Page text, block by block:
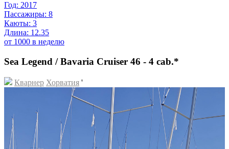
Год: 2017
Пассажиры: 8
Каюты: 3
Длина: 12.35
от 1000 в неделю
Sea Legend / Bavaria Cruiser 46 - 4 cab.*
Кварнер Хорватия '